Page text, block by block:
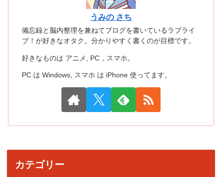
うみの さち
備忘録と脳内整理を兼ねてブログを書いているラブライ
ブ！が好きなオタク。分かりやすく書くのが目標です。
好きなものは アニメ, PC，スマホ。
PC は Windows, スマホ は iPhone 使ってます。
カテゴリー